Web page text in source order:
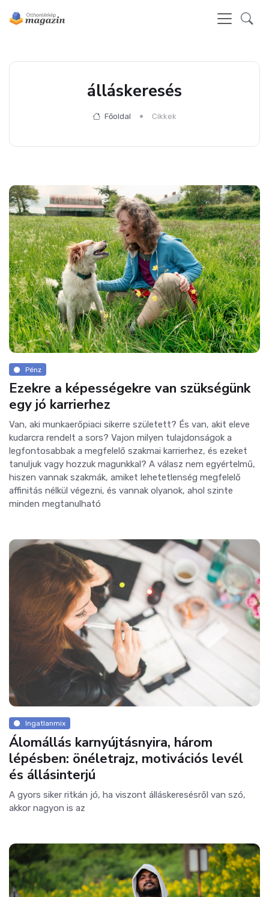
álláskeresés
Főoldal Cikkek
Pénz
Ezekre a képességekre van szükségünk
egy jó karrierhez
Van, aki munkaerőpiaci sikerre született? És van, akit eleve
kudarcra rendelt a sors? Vajon milyen tulajdonságok a
legfontosabbak a megfelelő szakmai karrierhez, és ezeket
tanuljuk vagy hozzuk magunkkal? A válasz nem egyértelmű,
hiszen vannak szakmák, amiket lehetetlenség megfelelő
affinitás nélkül végezni, és vannak olyanok, ahol szinte
minden megtanulható
Ingatlanmix
Álomállás karnyújtásnyira, három
lépésben: önéletrajz, motivációs levél
és állásinterjú
A gyors siker ritkán jó, ha viszont álláskeresésről van szó,
akkor nagyon is az